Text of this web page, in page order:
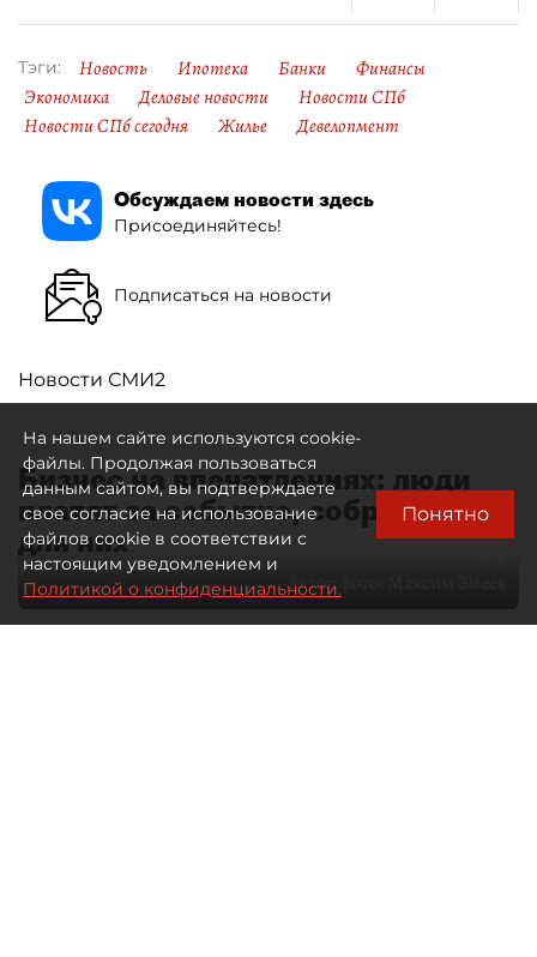
Тэги: Новость Ипотека Банки
Финансы
Экономика
Деловые новости
Новости СПб
Новости СПб сегодня
Жилье Девелопмент
Обсуждаем новости здесь
Присоединяйтесь!
Подписаться на новости
Новости СМИ2
Бизнес на впечатлениях: люди
платят за событие, собранное
для них
Автор фото:
На нашем сайте используются cookie-
файлы. Продолжая пользоваться
данным сайтом, вы подтверждаете
свое согласие на использование
файлов cookie в соответствии с
настоящим уведомлением и
Политикой о конфиденциальности.
Понятно